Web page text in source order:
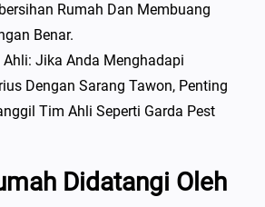
Rumah Dan Membuang
Benar.
Jika Anda Menghadapi
Dengan Sarang Tawon, Penting
Tim Ahli Seperti Garda Pest
Didatangi Oleh